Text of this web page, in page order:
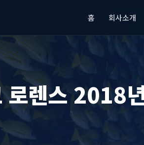
홈 회사소개
로렌스 2018